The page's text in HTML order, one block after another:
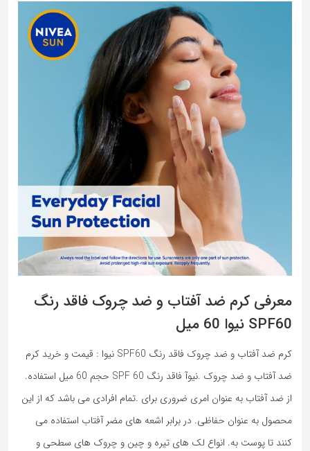
معرفی کرم ضد آفتاب و ضد چروک فاقد رنگ
SPF60 نیوا 60 میل
کرم ضد آفتاب و ضد چروک فاقد رنگ SPF60 نیوا : قیمت و خرید کرم
ضد آفتاب و ضد چروک .نیوآ فاقد رنگ SPF 60 حجم 60 میل استفاده.
از ضد آفتاب به عنوان امری ضروری برای .تمام افرادی می باشد که از این
محصول به عنوان حفاظی. در برابر اشعه های مضر آفتاب استفاده می
کنند تا پوست به. انواع لک های تیره و چین و چروک های سطحی و